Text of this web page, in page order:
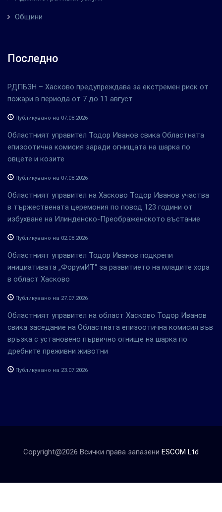
Общини
Последно
РДПБЗН – Хасково предупреждава за екстремен риск от
пожари в периода от 7 до 11 август
Публикувано на 07.08.2026
Областният управител Тодор Иванов свика Областната
епизоотична комисия заради огнищата на шарка по
овцете и козите
Публикувано на 07.08.2026
Областният управител на Хасково Тодор Иванов участва
в тържествената церемония по повод 123 години от
избухване на Илинденско-Преображенското въстание
Публикувано на 02.08.2026
Областният управител Тодор Иванов подкрепи
инициативата „ФорумИТ“ за развитието на младите хора
в област Хасково
Публикувано на 27.07.2026
Областният управител на област Хасково Тодор Иванов
свика заседание на Областната епизоотична комисия във
връзка с установено първично огнище на шарка по
дребните преживни животни
Публикувано на 23.07.2026
Copyright@2026 Всички права запазени ESCOM Ltd